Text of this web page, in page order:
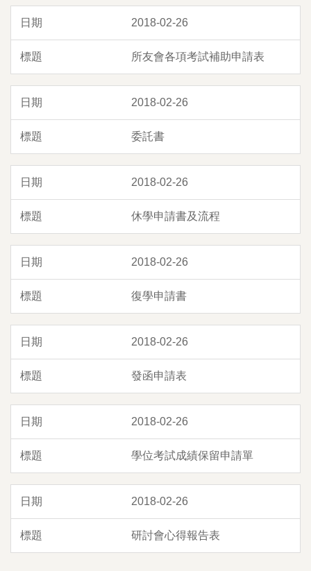
2018-02-26
所友會各項考試補助申請表
2018-02-26
委託書
2018-02-26
休學申請書及流程
2018-02-26
復學申請書
2018-02-26
發函申請表
2018-02-26
學位考試成績保留申請單
2018-02-26
研討會心得報告表